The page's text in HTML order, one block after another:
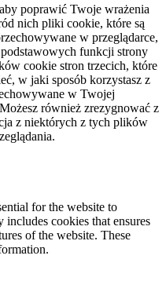
poprawić Twoje wrażenia
nich pliki cookie, które są
w przeglądarce,
podstawowych funkcji strony
cookie stron trzecich, które
w jaki sposób korzystasz z
w Twojej
również zrezygnować z
z niektórych z tych plików
for the website to
cookies that ensures
of the website. These